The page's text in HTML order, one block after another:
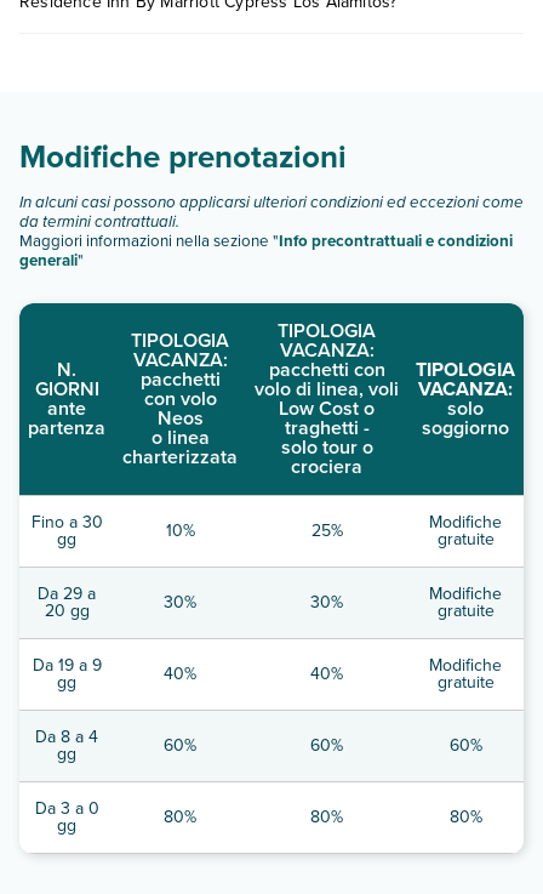
dell'hotel, ecc). Per consultare i prezzi, compila il motore di
Modifiche prenotazioni
In alcuni casi possono applicarsi ulteriori condizioni ed eccezioni come
da termini contrattuali.
Maggiori informazioni nella sezione "Info precontrattuali e condizioni
generali"
N.
GIORNI
ante
partenza
TIPOLOGIA
VACANZA:
pacchetti
con volo
Neos
o linea
charterizzata
TIPOLOGIA
VACANZA:
pacchetti con
volo di linea, voli
Low Cost o
traghetti -
solo tour o
crociera
TIPOLOGIA
VACANZA:
solo
soggiorno
Fino a 30
gg 10% 25% Modifiche
gratuite
Da 29 a
20 gg 30% 30% Modifiche
gratuite
Da 19 a 9
gg 40% 40% Modifiche
gratuite
Da 8 a 4
gg 60% 60% 60%
Da 3 a 0
gg 80% 80% 80%